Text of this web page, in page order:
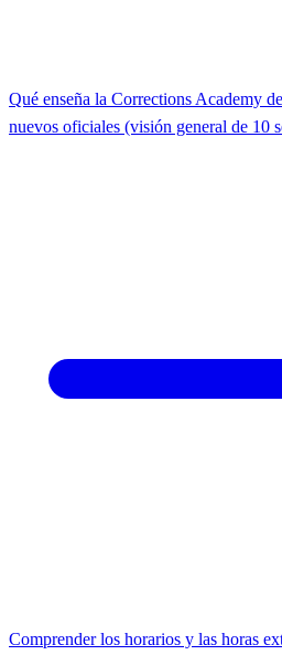
Qué enseña la Corrections Academy
nuevos oficiales (visión general de 10
Comprender los horarios y las horas